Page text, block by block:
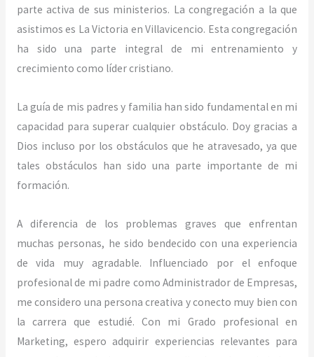
parte activa de sus ministerios. La congregación a la que
asistimos es La Victoria en Villavicencio. Esta congregación
ha sido una parte integral de mi entrenamiento y
crecimiento como líder cristiano.
La guía de mis padres y familia han sido fundamental en mi
capacidad para superar cualquier obstáculo. Doy gracias a
Dios incluso por los obstáculos que he atravesado, ya que
tales obstáculos han sido una parte importante de mi
formación.
A diferencia de los problemas graves que enfrentan
muchas personas, he sido bendecido con una experiencia
de vida muy agradable. Influenciado por el enfoque
profesional de mi padre como Administrador de Empresas,
me considero una persona creativa y conecto muy bien con
la carrera que estudié. Con mi Grado profesional en
Marketing, espero adquirir experiencias relevantes para